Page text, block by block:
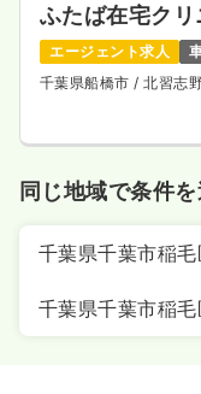
ふたば在宅ク
エージェント求人
千葉県船橋市/ 北習志
同じ地域で条件
千葉県千葉市稲毛
千葉県千葉市稲毛